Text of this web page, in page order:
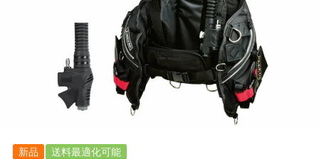
新品 送料最適化可能